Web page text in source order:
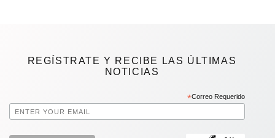
REGÍSTRATE Y RECIBE LAS ÚLTIMAS
NOTICIAS
*Correo Requerido